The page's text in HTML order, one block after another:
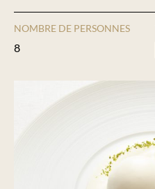
NOMBRE DE PERSONNES
8